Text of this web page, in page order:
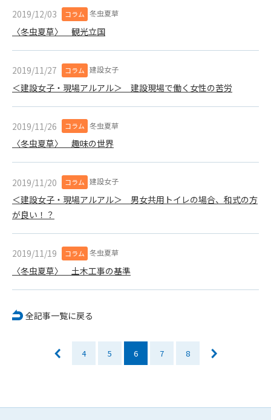
2019/12/03 コラム 冬虫夏草
〈冬虫夏草〉 観光立国
2019/11/27 コラム 建設女子
＜建設女子・現場アルアル＞ 建設現場で働く女性の苦労
2019/11/26 コラム 冬虫夏草
〈冬虫夏草〉 趣味の世界
2019/11/20 コラム 建設女子
＜建設女子・現場アルアル＞ 男女共用トイレの場合、和式の方
が良い！？
2019/11/19 コラム 冬虫夏草
〈冬虫夏草〉 土木工事の基準
全記事一覧に戻る
4 5 6 7 8
るものとし、管理者を一切免責するものとします。
3. 本サービスにおいて掲載されている広告等によって行われる
取引に起因する損害及び広告等が掲載されたこと自体に起因
する損害については一切責任を負いません。
第11条（運用の停止）
停電や天災等の不可抗力、または保守・点検・加入者の利便性
通知申し上げますが、緊急時はその限りではありません。
第12条（変更の届出）
とします。届出がなかったことで会員が不利益を被ったとして
も、管理者は一切その責任を負いません。
第13条（退会／広告掲載解除）
通知・連絡するものとします。その場合、契約期間終了月の
月末をもって解約とします。
3. いかなる事由によっても、すでにお支払済の料金等の払い戻
第14条（契約の継続）
上記13条に規定する退会の意思表示がなき場合、次期契約を自
本規約の準拠法は日本法とします。本規約をめぐる一切の紛争